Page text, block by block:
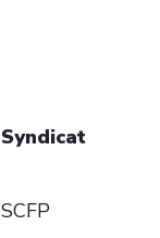
Syndicat
SCFP